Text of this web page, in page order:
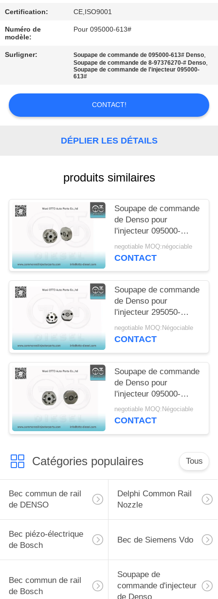
CONTRÔLE
DE
QUALITÉ
NOUS
CONTACTER
DEMANDEZ
PLAN
DU
PRIVACY
POLICY
Certification: CE,ISO9001
Numéro de
modèle:
Pour 095000-613#
Surligner: Soupape de commande de 095000-613# Denso,
Soupape de commande de 8-97376270-# Denso,
Soupape de commande de l'injecteur 095000-
613#
CONTACT!
DÉPLIER LES DÉTAILS
produits similaires
Soupape de commande
de Denso pour
l'injecteur 095000-
635#/6811 23670-
E0050 23910-1440
negotiable MOQ:négociable
CONTACT
Soupape de commande
de Denso pour
l'injecteur 295050-
1520/8630 295050-
1550/2900
negotiable MOQ:Négociable
CONTACT
Soupape de commande
de Denso pour
l'injecteur 095000-
6521/655X 23670-
79026/79027/E0091
negotiable MOQ:Négociable
CONTACT
Catégories populaires Tous
Bec commun de rail
de DENSO
Delphi Common Rail
Nozzle
Bec piézo-électrique
de Bosch
Bec de Siemens Vdo
Bec commun de rail
de Bosch
Soupape de
commande d'injecteur
de Denso